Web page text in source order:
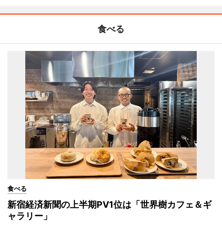
食べる
食べる
新宿経済新聞の上半期PV1位は「世界樹カフェ＆ギ
ャラリー」